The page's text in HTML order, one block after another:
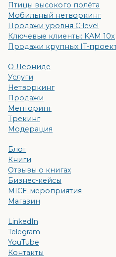
Птицы высокого полёта
Мобильный нетворкинг
Продажи уровня C-level
Ключевые клиенты: KAM 10x
Продажи крупных IT-
О Леониде
Услуги
Нетворкинг
Продажи
Менторинг
Трекинг
Модерация
Блог
Книги
Отзывы о книгах
Бизнес-кейсы
MICE-мероприятия
Магазин
LinkedIn
Telegram
YouTube
Контакты